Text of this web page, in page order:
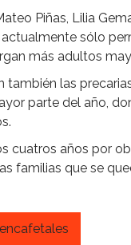
Piñas, Lilia
sólo
más adultos
también las
parte del año,
cuatros años por
familias que se